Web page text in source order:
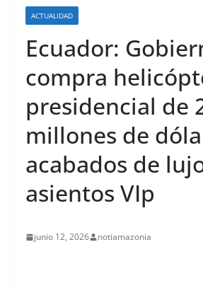
ACTUALIDAD
Ecuador:
compra
presidencial de
millones de
acabados de
asientos VIp
junio 12, 2026 notiamazonia